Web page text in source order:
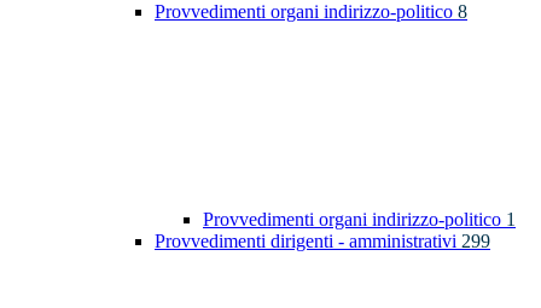
Provvedimenti organi indirizzo-politico 8
Provvedimenti organi indirizzo-politico 1
Provvedimenti dirigenti - amministrativi 299